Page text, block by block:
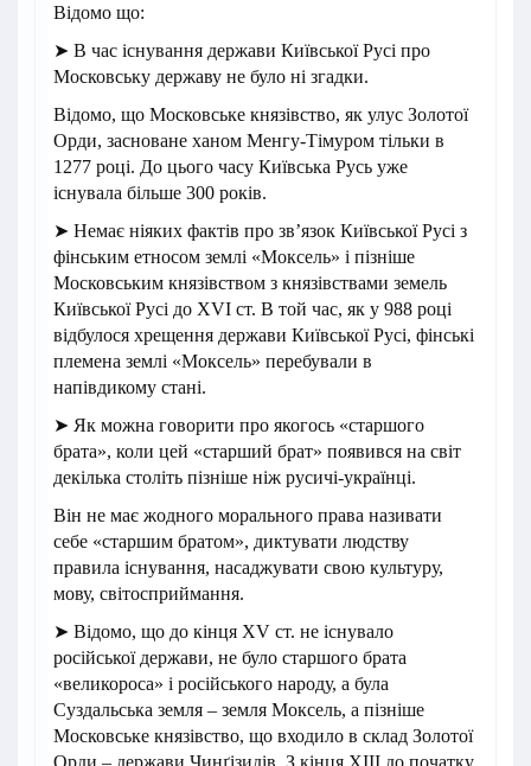
Відомо що:
➤ В час існування держави Київської Русі про
Московську державу не було ні згадки.
Відомо, що Московське князівство, як улус Золотої
Орди, засноване ханом Менгу-Тімуром тільки в
1277 році. До цього часу Київська Русь уже
існувала більше 300 років.
➤ Немає ніяких фактів про зв’язок Київської Русі з
фінським етносом землі «Моксель» і пізніше
Московським князівством з князівствами земель
Київської Русі до XVI ст. В той час, як у 988 році
відбулося хрещення держави Київської Русі, фінські
племена землі «Моксель» перебували в
напівдикому стані.
➤ Як можна говорити про якогось «старшого
брата», коли цей «старший брат» появився на світ
декілька століть пізніше ніж русичі-українці.
Він не має жодного морального права називати
себе «старшим братом», диктувати людству
правила існування, насаджувати свою культуру,
мову, світосприймання.
➤ Відомо, що до кінця XV ст. не існувало
російської держави, не було старшого брата
«великороса» і російського народу, а була
Суздальська земля – земля Моксель, а пізніше
Московське князівство, що входило в склад Золотої